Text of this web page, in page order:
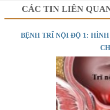
CÁC TIN LIÊN
BỆNH TRĨ NỘI ĐỘ 1: